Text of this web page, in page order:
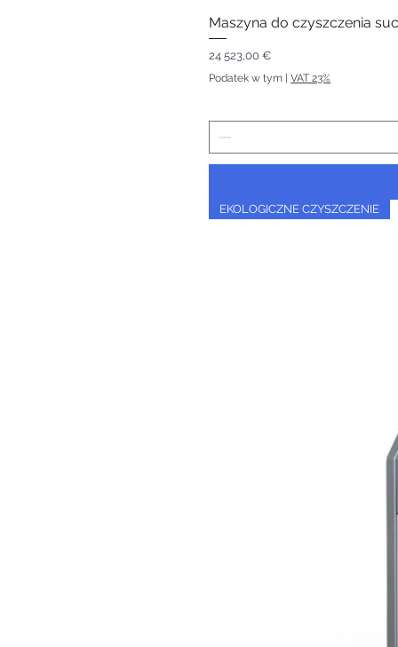
Maszyna do czyszczenia
Cena
24 523,00 €
Podatek w tym |VAT 23%
EKOLOGICZNE CZYSZCZENIE